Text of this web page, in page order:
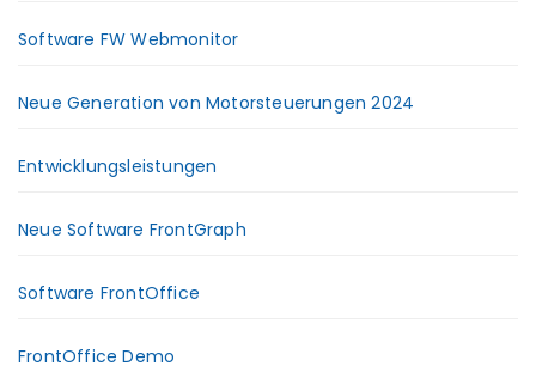
Software FW Webmonitor
Neue Generation von Motorsteuerungen 2024
Entwicklungsleistungen
Neue Software FrontGraph
Software FrontOffice
FrontOffice Demo